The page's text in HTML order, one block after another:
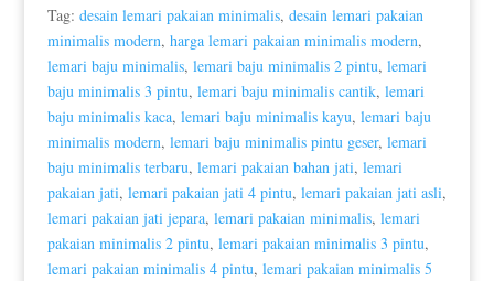
Tag: desain lemari pakaian minimalis, desain lemari pakaian
minimalis modern, harga lemari pakaian minimalis modern,
lemari baju minimalis, lemari baju minimalis 2 pintu, lemari
baju minimalis 3 pintu, lemari baju minimalis cantik, lemari
baju minimalis kaca, lemari baju minimalis kayu, lemari baju
minimalis modern, lemari baju minimalis pintu geser, lemari
baju minimalis terbaru, lemari pakaian bahan jati, lemari
pakaian jati, lemari pakaian jati 4 pintu, lemari pakaian jati asli,
lemari pakaian jati jepara, lemari pakaian minimalis, lemari
pakaian minimalis 2 pintu, lemari pakaian minimalis 3 pintu,
lemari pakaian minimalis 4 pintu, lemari pakaian minimalis 5